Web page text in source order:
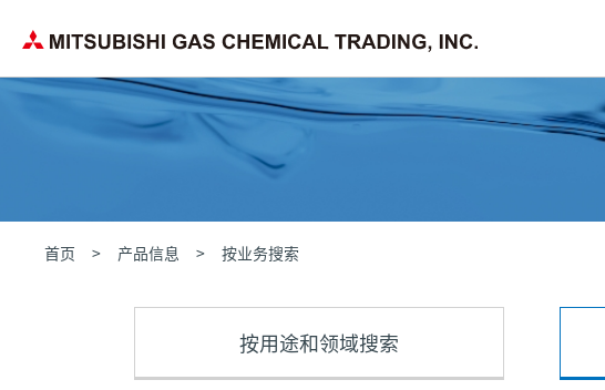
企业理念 企业行动指针
公司概要
化学品总部
按用途和领域搜索 按业务搜索
首页 产品信息 按业务搜索
按用途和领域搜索